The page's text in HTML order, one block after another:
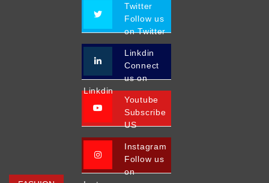
Twitter
Follow us
on Twitter
Linkdin
Connect
us on
Linkdin
Youtube
Subscribe
US
Instagram
Follow us
on